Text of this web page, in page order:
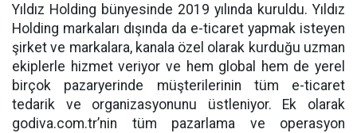
Yıldız Holding bünyesinde 2019 yılında kuruldu. Yıldız
Holding markaları dışında da e-ticaret yapmak isteyen
şirket ve markalara, kanala özel olarak kurduğu uzman
ekiplerle hizmet veriyor ve hem global hem de yerel
birçok pazaryerinde müşterilerinin tüm e-ticaret
tedarik ve organizasyonunu üstleniyor. Ek olarak
godiva.com.tr’nin tüm pazarlama ve operasyon